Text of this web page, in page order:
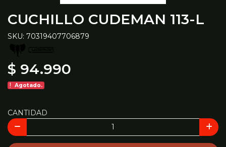
CUCHILLO CUDEMAN 113-L
SKU: 70319407706879
$ 94.990
Agotado.
CANTIDAD